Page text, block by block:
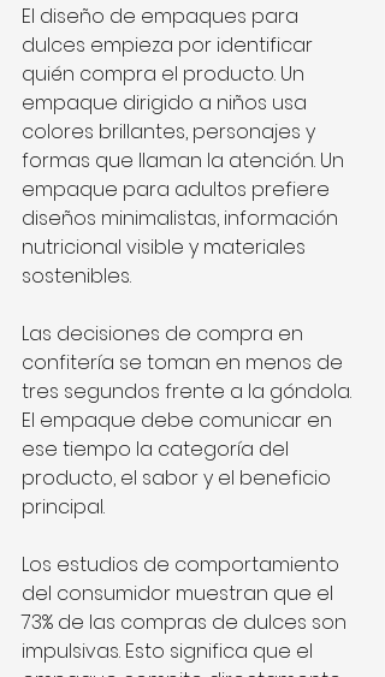
El diseño de empaques para
dulces empieza por identificar
quién compra el producto. Un
empaque dirigido a niños usa
colores brillantes, personajes y
formas que llaman la atención. Un
empaque para adultos prefiere
diseños minimalistas, información
nutricional visible y materiales
sostenibles.
Las decisiones de compra en
confitería se toman en menos de
tres segundos frente a la góndola.
El empaque debe comunicar en
ese tiempo la categoría del
producto, el sabor y el beneficio
principal.
Los estudios de comportamiento
del consumidor muestran que el
73% de las compras de dulces son
impulsivas. Esto significa que el